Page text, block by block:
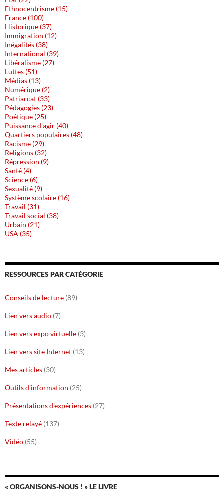
Ethnocentrisme (15)
France (100)
Historique (37)
Immigration (12)
Inégalités (38)
International (39)
Libéralisme (27)
Luttes (51)
Médias (13)
Numérique (2)
Patriarcat (33)
Pédagogies (23)
Poétique (25)
Puissance d'agir (40)
Quartiers populaires (48)
Racisme (29)
Religions (32)
Répression (9)
Santé (4)
Science (6)
Sexualité (9)
Système scolaire (16)
Travail (31)
Travail social (38)
Urbain (21)
USA (35)
RESSOURCES PAR CATÉGORIE
Conseils de lecture (89)
Lien vers audio (7)
Lien vers expo virtuelle (3)
Lien vers site Internet (13)
Mes articles (30)
Outils d'information (25)
Présentations d'expériences (27)
Texte relayé (137)
Vidéo (55)
« ORGANISONS-NOUS ! » LE LIVRE